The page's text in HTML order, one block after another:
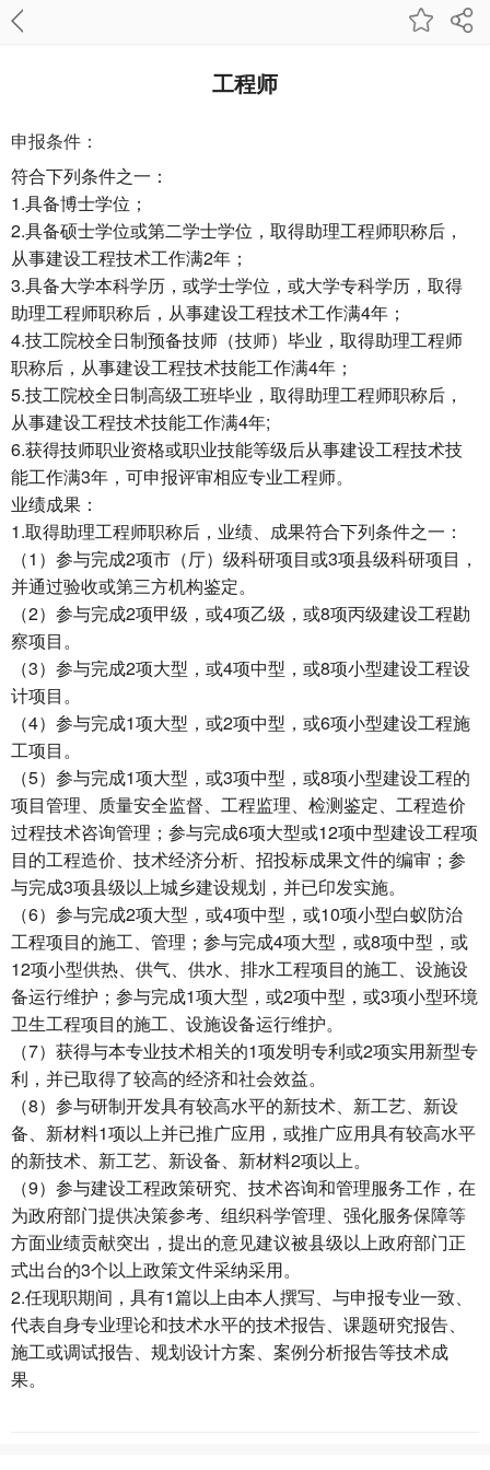
工程师
申报条件：
符合下列条件之一：
1.具备博士学位；
2.具备硕士学位或第二学士学位，取得助理工程师职称后，
从事建设工程技术工作满2年；
3.具备大学本科学历，或学士学位，或大学专科学历，取得
助理工程师职称后，从事建设工程技术工作满4年；
4.技工院校全日制预备技师（技师）毕业，取得助理工程师
职称后，从事建设工程技术技能工作满4年；
5.技工院校全日制高级工班毕业，取得助理工程师职称后，
从事建设工程技术技能工作满4年;
6.获得技师职业资格或职业技能等级后从事建设工程技术技
能工作满3年，可申报评审相应专业工程师。
业绩成果：
1.取得助理工程师职称后，业绩、成果符合下列条件之一：
（1）参与完成2项市（厅）级科研项目或3项县级科研项目，
并通过验收或第三方机构鉴定。
（2）参与完成2项甲级，或4项乙级，或8项丙级建设工程勘
察项目。
（3）参与完成2项大型，或4项中型，或8项小型建设工程设
计项目。
（4）参与完成1项大型，或2项中型，或6项小型建设工程施
工项目。
（5）参与完成1项大型，或3项中型，或8项小型建设工程的
项目管理、质量安全监督、工程监理、检测鉴定、工程造价
过程技术咨询管理；参与完成6项大型或12项中型建设工程项
目的工程造价、技术经济分析、招投标成果文件的编审；参
与完成3项县级以上城乡建设规划，并已印发实施。
（6）参与完成2项大型，或4项中型，或10项小型白蚁防治
工程项目的施工、管理；参与完成4项大型，或8项中型，或
12项小型供热、供气、供水、排水工程项目的施工、设施设
备运行维护；参与完成1项大型，或2项中型，或3项小型环境
卫生工程项目的施工、设施设备运行维护。
（7）获得与本专业技术相关的1项发明专利或2项实用新型专
利，并已取得了较高的经济和社会效益。
（8）参与研制开发具有较高水平的新技术、新工艺、新设
备、新材料1项以上并已推广应用，或推广应用具有较高水平
的新技术、新工艺、新设备、新材料2项以上。
（9）参与建设工程政策研究、技术咨询和管理服务工作，在
为政府部门提供决策参考、组织科学管理、强化服务保障等
方面业绩贡献突出，提出的意见建议被县级以上政府部门正
式出台的3个以上政策文件采纳采用。
2.任现职期间，具有1篇以上由本人撰写、与申报专业一致、
代表自身专业理论和技术水平的技术报告、课题研究报告、
施工或调试报告、规划设计方案、案例分析报告等技术成
果。